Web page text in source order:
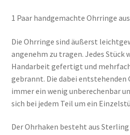
1 Paar handgemachte Ohrringe
Die Ohrringe sind äußerst
angenehm zu tragen. Jedes Stück
Handarbeit gefertigt und
gebrannt. Die dabei entstehenden
immer ein wenig unberechenbar
sich bei jedem Teil um ein
Der Ohrhaken besteht aus